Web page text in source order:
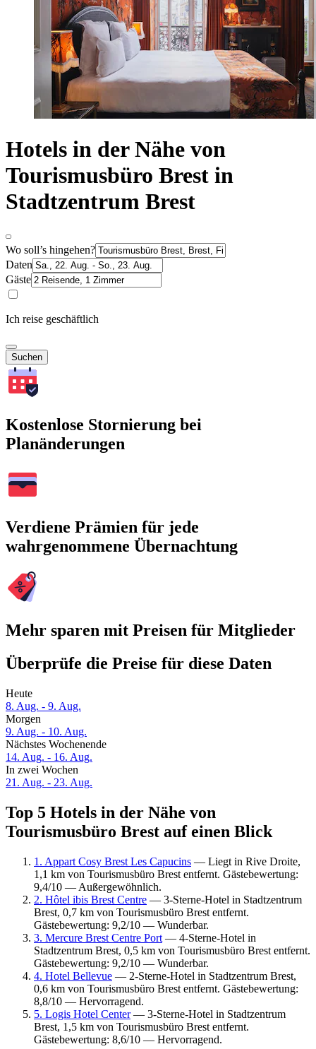
Hotels in der Nähe von
Tourismusbüro Brest in
Stadtzentrum Brest
Wo soll’s hingehen?
Daten
Gäste
Ich reise geschäftlich
Suchen
Kostenlose Stornierung bei
Planänderungen
Verdiene Prämien für jede
wahrgenommene Übernachtung
Mehr sparen mit Preisen für Mitglieder
Überprüfe die Preise für diese Daten
Heute
8. Aug. - 9. Aug.
Morgen
9. Aug. - 10. Aug.
Nächstes Wochenende
14. Aug. - 16. Aug.
In zwei Wochen
21. Aug. - 23. Aug.
Top 5 Hotels in der Nähe von
Tourismusbüro Brest auf einen Blick
1. Appart Cosy Brest Les Capucins — Liegt in Rive Droite,
1,1 km von Tourismusbüro Brest entfernt. Gästebewertung:
9,4/10 — Außergewöhnlich.
2. Hôtel ibis Brest Centre — 3-Sterne-Hotel in Stadtzentrum
Brest, 0,7 km von Tourismusbüro Brest entfernt.
Gästebewertung: 9,2/10 — Wunderbar.
3. Mercure Brest Centre Port — 4-Sterne-Hotel in
Stadtzentrum Brest, 0,5 km von Tourismusbüro Brest entfernt.
Gästebewertung: 9,2/10 — Wunderbar.
4. Hotel Bellevue — 2-Sterne-Hotel in Stadtzentrum Brest,
0,6 km von Tourismusbüro Brest entfernt. Gästebewertung:
8,8/10 — Hervorragend.
5. Logis Hotel Center— 3-Sterne-Hotel in Stadtzentrum
Brest, 1,5 km von Tourismusbüro Brest entfernt.
Gästebewertung: 8,6/10 — Hervorragend.